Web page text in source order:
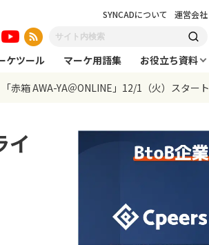
SYNCADについて 運営会社
ケツール マーケ用語集
お役立ち資料
赤箱 AWA-YA＠ONLINE」12/1（火）スタート
イ